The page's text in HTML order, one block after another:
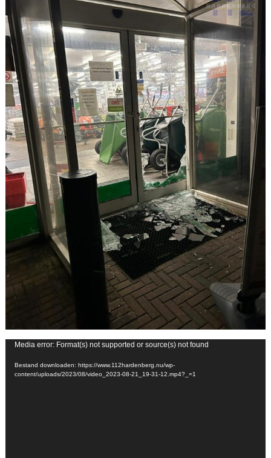
Videospeler
Media error: Format(s) not supported or source(s) not found
Bestand downloaden: https://www.112hardenberg.nu/wp-
content/uploads/2023/08/video_2023-08-21_19-31-12.mp4?_=1